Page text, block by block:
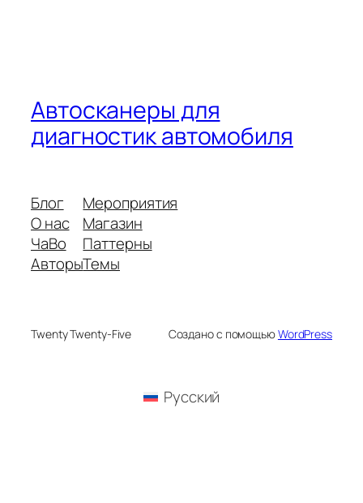
Автосканеры для
диагностик автомобиля
Блог
О нас
ЧаВо
Авторы
Мероприятия
Магазин
Паттерны
Темы
Twenty Twenty-Five Создано с помощьюWordPress
Русский